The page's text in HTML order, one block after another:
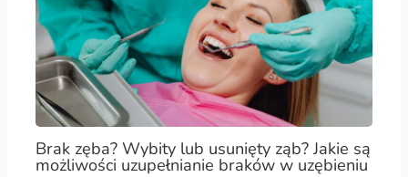
Brak zęba? Wybity lub usunięty ząb? Jakie są
możliwości uzupełnianie braków w uzębieniu